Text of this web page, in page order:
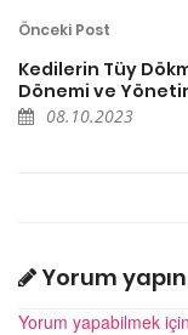
Önceki Post
Kedilerin Tüy
Dönemi ve
08.10.2023
Yorum yapın
Yorum yapabilmek